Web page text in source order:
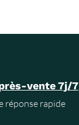
vente 7j/7
réponse rapide